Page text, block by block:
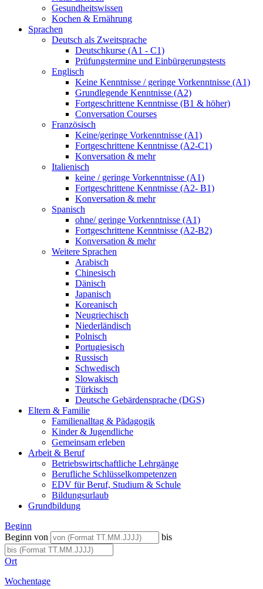
Gesundheitswissen
Kochen & Ernährung
Sprachen
Deutsch als Zweitsprache
Deutschkurse (A1 - C1)
Prüfungstermine und Einbürgerungstests
Englisch
Keine Kenntnisse / geringe Vorkenntnisse (A1)
Grundlegende Kenntnisse (A2)
Fortgeschrittene Kenntnisse (B1 & höher)
Conversation Courses
Französisch
Keine/geringe Vorkenntnisse (A1)
Fortgeschrittene Kenntnisse (A2-C1)
Konversation & mehr
Italienisch
keine / geringe Vorkenntnisse (A1)
Fortgeschrittene Kenntnisse (A2- B1)
Konversation & mehr
Spanisch
ohne/ geringe Vorkenntnisse (A1)
Fortgeschrittene Kenntnisse (A2-B2)
Konversation & mehr
Weitere Sprachen
Arabisch
Chinesisch
Dänisch
Japanisch
Koreanisch
Neugriechisch
Niederländisch
Polnisch
Portugiesisch
Russisch
Schwedisch
Slowakisch
Türkisch
Deutsche Gebärdensprache (DGS)
Eltern & Familie
Familienalltag & Pädagogik
Kinder & Jugendliche
Gemeinsam erleben
Arbeit & Beruf
Betriebswirtschaftliche Lehrgänge
Berufliche Schlüsselkompetenzen
EDV für Beruf, Studium & Schule
Bildungsurlaub
Grundbildung
Beginn
Beginn von
bis
Ort
Wochentage